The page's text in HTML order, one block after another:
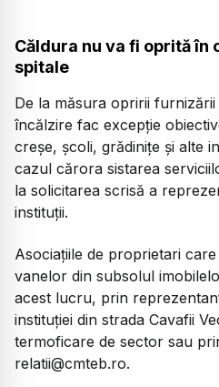
Căldura nu va fi oprită în
spitale
De la măsura opririi
încălzire fac excepţie
creşe, şcoli, grădiniţe şi alte
cazul cărora sistarea
la solicitarea scrisă a
instituţii.
Asociaţiile de proprietari
vanelor din subsolul
acest lucru, prin
instituţiei din strada Cavafii
termoficare de sector sau
relatii@cmteb.ro.